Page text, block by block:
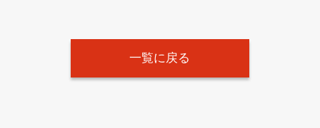
一覧に戻る